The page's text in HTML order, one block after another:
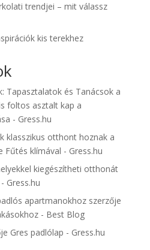
trendjei – mit válassz
kis terekhez
Tapasztalatok és Tanácsok a
foltos asztalt kap a
- Gress.hu
klasszikus otthont hoznak a
Fűtés klímával - Gress.hu
kiegészítheti otthonát
Gress.hu
apartmanokhozszerzője
- Best Blog
Gres padlólap - Gress.hu